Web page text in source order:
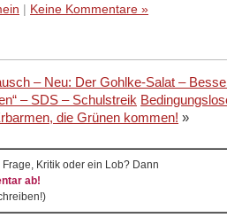
Keine Kommentare »
– Neu: Der Gohlke-Salat –
– SDS – Schulstreik
die Grünen kommen! »
Kritik oder ein Lob? Dann
ab!